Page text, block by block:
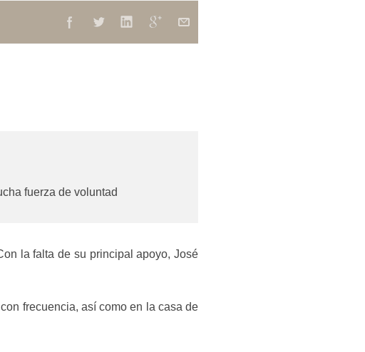
fuerza de voluntad
la falta de su principal apoyo, José
frecuencia, así como en la casa de